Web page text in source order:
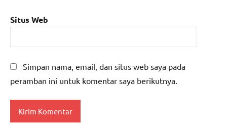
Situs Web
Simpan nama, email, dan situs web saya pada
peramban ini untuk komentar saya berikutnya.